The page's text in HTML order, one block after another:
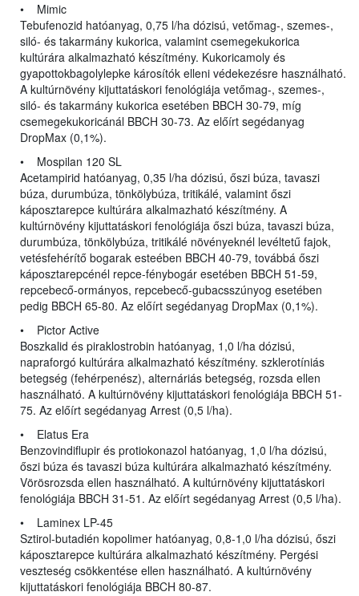
• Mimic
Tebufenozid hatóanyag, 0,75 l/ha dózisú, vetőmag-, szemes-,
siló- és takarmány kukorica, valamint csemegekukorica
kultúrára alkalmazható készítmény. Kukoricamoly és
gyapottokbagolylepke károsítók elleni védekezésre használható.
A kultúrnövény kijuttatáskori fenológiája vetőmag-, szemes-,
siló- és takarmány kukorica esetében BBCH 30-79, míg
csemegekukoricánál BBCH 30-73. Az előírt segédanyag
DropMax (0,1%).
• Mospilan 120 SL
Acetampirid hatóanyag, 0,35 l/ha dózisú, őszi búza, tavaszi
búza, durumbúza, tönkölybúza, tritikálé, valamint őszi
káposztarepce kultúrára alkalmazható készítmény. A
kultúrnövény kijuttatáskori fenológiája őszi búza, tavaszi búza,
durumbúza, tönkölybúza, tritikálé növényeknél levéltetű fajok,
vetésfehérítő bogarak esteében BBCH 40-79, továbbá őszi
káposztarepcénél repce-fénybogár esetében BBCH 51-59,
repcebecő-ormányos, repcebecő-gubacsszúnyog esetében
pedig BBCH 65-80. Az előírt segédanyag DropMax (0,1%).
• Pictor Active
Boszkalid és piraklostrobin hatóanyag, 1,0 l/ha dózisú,
napraforgó kultúrára alkalmazható készítmény. szklerotíniás
betegség (fehérpenész), alternáriás betegség, rozsda ellen
használható. A kultúrnövény kijuttatáskori fenológiája BBCH 51-
75. Az előírt segédanyag Arrest (0,5 l/ha).
• Elatus Era
Benzovindiflupir és protiokonazol hatóanyag, 1,0 l/ha dózisú,
őszi búza és tavaszi búza kultúrára alkalmazható készítmény.
Vörösrozsda ellen használható. A kultúrnövény kijuttatáskori
fenológiája BBCH 31-51. Az előírt segédanyag Arrest (0,5 l/ha).
• Laminex LP-45
Sztirol-butadién kopolimer hatóanyag, 0,8-1,0 l/ha dózisú, őszi
káposztarepce kultúrára alkalmazható készítmény. Pergési
veszteség csökkentése ellen használható. A kultúrnövény
kijuttatáskori fenológiája BBCH 80-87.